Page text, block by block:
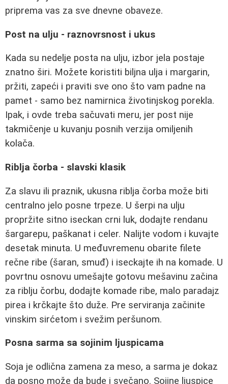
priprema vas za sve dnevne obaveze.
Post na ulju - raznovrsnost i ukus
Kada su nedelje posta na ulju, izbor jela postaje
znatno širi. Možete koristiti biljna ulja i margarin,
pržiti, zapeći i praviti sve ono što vam padne na
pamet - samo bez namirnica životinjskog porekla.
Ipak, i ovde treba sačuvati meru, jer post nije
takmičenje u kuvanju posnih verzija omiljenih
kolača.
Riblja čorba - slavski klasik
Za slavu ili praznik, ukusna riblja čorba može biti
centralno jelo posne trpeze. U šerpi na ulju
propržite sitno iseckan crni luk, dodajte rendanu
šargarepu, paškanat i celer. Nalijte vodom i kuvajte
desetak minuta. U međuvremenu obarite filete
rečne ribe (šaran, smuđ) i iseckajte ih na komade. U
povrtnu osnovu umešajte gotovu mešavinu začina
za riblju čorbu, dodajte komade ribe, malo paradajz
pirea i krčkajte što duže. Pre serviranja začinite
vinskim sirćetom i svežim peršunom.
Posna sarma sa sojinim ljuspicama
Soja je odlična zamena za meso, a sarma je dokaz
da posno može da bude i svečano. Sojine ljuspice